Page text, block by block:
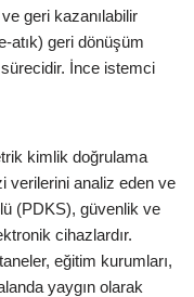
geri kazanılabilir
atık) geri dönüşüm
İnce istemci
kimlik doğrulama
verilerini analiz eden ve
(PDKS), güvenlik ve
cihazlardır.
eğitim kurumları,
yaygın olarak